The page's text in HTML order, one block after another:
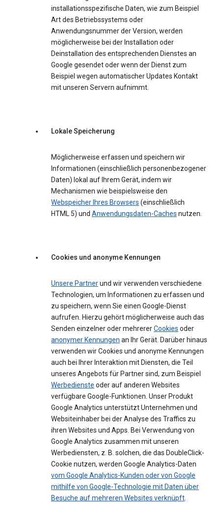
installationsspezifische Daten, wie zum Beispiel
Art des Betriebssystems oder
Anwendungsnummer der Version, werden
möglicherweise bei der Installation oder
Deinstallation des entsprechenden Dienstes an
Google gesendet oder wenn der Dienst zum
Beispiel wegen automatischer Updates Kontakt
mit unseren Servern aufnimmt.
Lokale Speicherung
Möglicherweise erfassen und speichern wir
Informationen (einschließlich personenbezogener
Daten) lokal auf Ihrem Gerät, indem wir
Mechanismen wie beispielsweise den
Webspeicher Ihres Browsers (einschließlich
HTML 5) und Anwendungsdaten-Caches nutzen.
Cookies und anonyme Kennungen
Unsere Partnerund wir verwenden verschiedene
Technologien, um Informationen zu erfassen und
zu speichern, wenn Sie einen Google-Dienst
aufrufen. Hierzu gehört möglicherweise auch das
Senden einzelner oder mehrererCookies oder
anonymer Kennungen an Ihr Gerät. Darüber hinaus
verwenden wir Cookies und anonyme Kennungen
auch bei Ihrer Interaktion mit Diensten, die Teil
unseres Angebots für Partner sind, zum Beispiel
Werbedienste oder auf anderen Websites
verfügbare Google-Funktionen. Unser Produkt
Google Analytics unterstützt Unternehmen und
Websiteinhaber bei der Analyse des Traffics zu
ihren Websites und Apps. Bei Verwendung von
Google Analytics zusammen mit unseren
Werbediensten, z. B. solchen, die das DoubleClick-
Cookie nutzen, werden Google Analytics-Daten
vom Google Analytics-Kunden oder von Google
mithilfe von Google-Technologie mit Daten über
Besuche auf mehreren Websites verknüpft.